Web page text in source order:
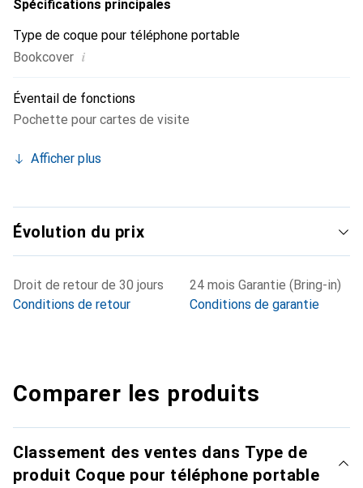
Spécifications principales
Type de coque pour téléphone portable
Bookcover i
Éventail de fonctions
Pochette pour cartes de visite
Afficher plus
Évolution du prix
Droit de retour de 30 jours
Conditions de retour
24 mois Garantie (Bring-in)
Conditions de garantie
Comparer les produits
Classement des ventes dans Type de
produit Coque pour téléphone portable